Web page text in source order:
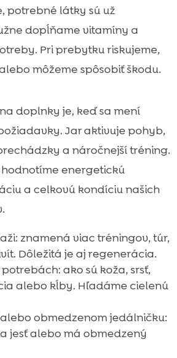
potrebné látky sú už
dopĺňame vitamíny a
Pri prebytku riskujeme,
môžeme spôsobiť škodu.
doplnky je, keď sa mení
Jar aktivuje pohyb,
a náročnejší tréning.
energetickú
a celkovú kondíciu našich
znamená viac tréningov, túr,
Dôležitá je aj regenerácia.
ako sú koža, srsť,
alebo kĺby. Hľadáme cielenú
obmedzenom jedálničku:
jesť alebo má obmedzený